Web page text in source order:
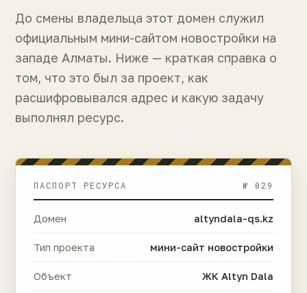
До смены владельца этот домен служил
официальным мини-сайтом новостройки на
западе Алматы. Ниже — краткая справка о
том, что это был за проект, как
расшифровывался адрес и какую задачу
выполнял ресурс.
ПАСПОРТ РЕСУРСА № 029
Домен altyndala-qs.kz
Тип проекта мини-сайт новостройки
Объект ЖК Altyn Dala